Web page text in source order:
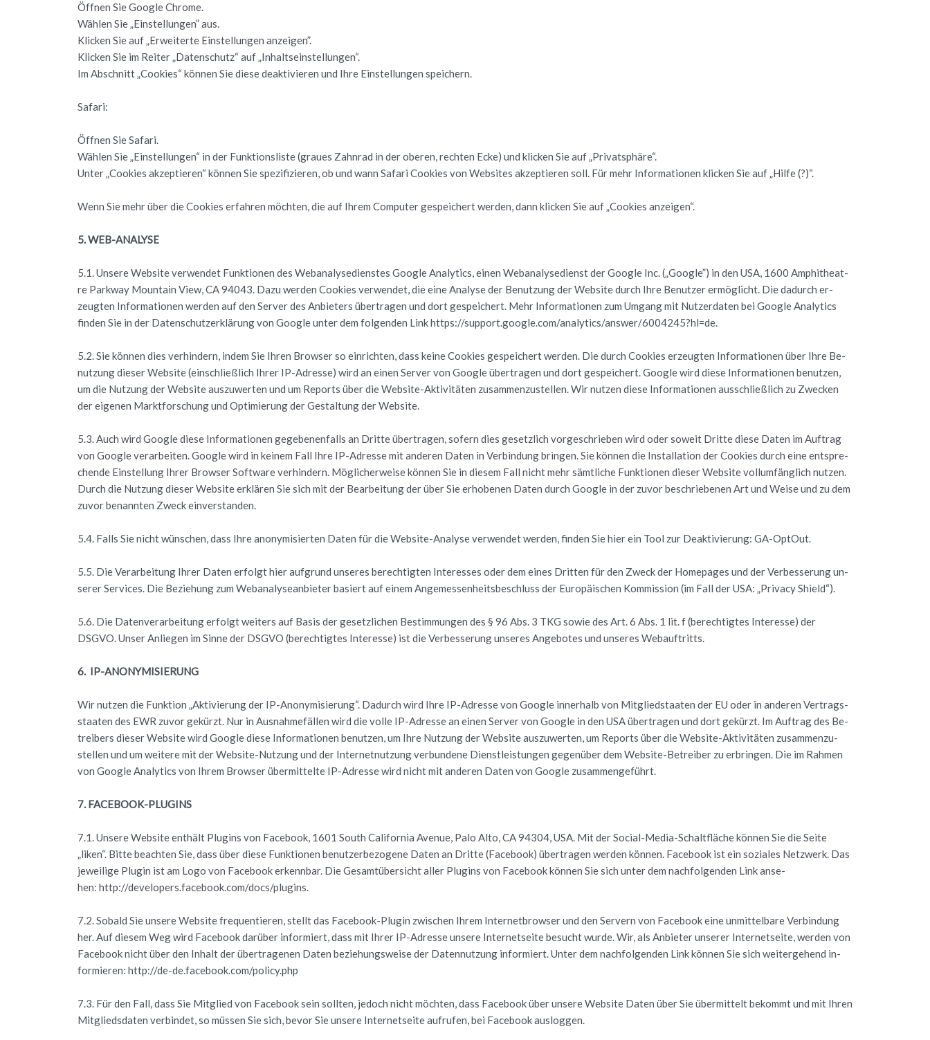
Öff­nen Sie Goog­le Chro­me.
Wäh­len Sie „Ein­stel­lun­gen” aus.
Kli­cken Sie auf „Er­wei­ter­te Ein­stel­lun­gen an­zei­gen”.
Kli­cken Sie im Rei­ter „Da­ten­schutz“ auf „In­halts­ein­stel­lun­gen“.
Im Ab­schnitt „Coo­kies“ kön­nen Sie diese de­ak­ti­vie­ren und Ihre Ein­stel­lun­gen spei­chern.
Sa­fa­ri:
Öff­nen Sie Sa­fa­ri.
Wäh­len Sie „Ein­stel­lun­gen“ in der Funk­ti­ons­lis­te (grau­es Zahn­rad in der obe­ren, rech­ten Ecke) und kli­cken Sie auf „Pri­vat­sphä­re“.
Unter „Coo­kies ak­zep­tie­ren“ kön­nen Sie spe­zi­fi­zie­ren, ob und wann Sa­fa­ri Coo­kies von Web­sites ak­zep­tie­ren soll. Für mehr In­for­ma­tio­nen kli­cken Sie auf „Hilfe (?)“.
Wenn Sie mehr über die Coo­kies er­fah­ren möch­ten, die auf Ihrem Com­pu­ter ge­spei­chert wer­den, dann kli­cken Sie auf „Coo­kies an­zei­gen“.
5. WEB-ANA­LY­SE
5.1. Un­se­re Web­site ver­wen­det Funk­tio­nen des Web­ana­ly­se­diens­tes Goog­le Ana­ly­tics, einen Web­ana­ly­se­dienst der Goog­le Inc. („Goog­le”) in den USA, 1600 Am­phi­theat­
re Park­way Moun­tain View, CA 94043. Dazu wer­den Coo­kies ver­wen­det, die eine Ana­ly­se der Be­nut­zung der Web­site durch Ihre Be­nut­zer er­mög­licht. Die da­durch er­
zeug­ten In­for­ma­tio­nen wer­den auf den Ser­ver des An­bie­ters über­tra­gen und dort ge­spei­chert. Mehr In­for­ma­tio­nen zum Um­gang mit Nut­zer­da­ten bei Goog­le Ana­ly­tics
fin­den Sie in der Da­ten­schut­z­er­klä­rung von Goog­le unter dem fol­gen­den Link https://support.google.com/analytics/answer/6004245?hl=de.
5.2. Sie kön­nen dies ver­hin­dern, indem Sie Ihren Brow­ser so ein­rich­ten, dass keine Coo­kies ge­spei­chert wer­den. Die durch Coo­kies er­zeug­ten In­for­ma­tio­nen über Ihre Be­
nut­zung die­ser Web­site (ein­schlie­ß­lich Ihrer IP-Adres­se) wird an einen Ser­ver von Goog­le über­tra­gen und dort ge­spei­chert. Goog­le wird diese In­for­ma­tio­nen be­nut­zen,
um die Nut­zung der Web­site aus­zu­wer­ten und um Re­ports über die Web­site-Ak­ti­vi­tä­ten zu­sam­men­zu­stel­len. Wir nut­zen diese In­for­ma­tio­nen aus­schlie­ß­lich zu Zwe­cken
der ei­ge­nen Markt­for­schung und Op­ti­mie­rung der Ge­stal­tung der Web­site.
5.3. Auch wird Goog­le diese In­for­ma­tio­nen ge­ge­be­nen­falls an Drit­te über­tra­gen, so­fern dies ge­setz­lich vor­ge­schrie­ben wird oder so­weit Drit­te diese Daten im Auf­trag
von Goog­le ver­ar­bei­ten. Goog­le wird in kei­nem Fall Ihre IP-Adres­se mit an­de­ren Daten in Ver­bin­dung brin­gen. Sie kön­nen die In­stal­la­ti­on der Coo­kies durch eine ent­spre­
chen­de Ein­stel­lung Ihrer Brow­ser Soft­ware ver­hin­dern. Mög­li­cher­wei­se kön­nen Sie in die­sem Fall nicht mehr sämt­li­che Funk­tio­nen die­ser Web­site voll­um­fäng­lich nut­zen.
Durch die Nut­zung die­ser Web­site er­klä­ren Sie sich mit der Be­ar­bei­tung der über Sie er­ho­be­nen Daten durch Goog­le in der zuvor be­schrie­be­nen Art und Weise und zu dem
zuvor be­nann­ten Zweck ein­ver­stan­den.
5.4. Falls Sie nicht wün­schen, dass Ihre an­ony­mi­sier­ten Daten für die Web­site-Ana­ly­se ver­wen­det wer­den, fin­den Sie hier ein Tool zur De­ak­ti­vie­rung: GA-Op­tOut.
5.5. Die Ver­ar­bei­tung Ihrer Daten er­folgt hier auf­grund un­se­res be­rech­tig­ten In­ter­es­ses oder dem eines Drit­ten für den Zweck der Home­pages und der Ver­bes­se­rung un­
se­rer Ser­vices. Die Be­zie­hung zum Web­ana­ly­se­an­bie­ter ba­siert auf einem An­ge­mes­sen­heits­be­schluss der Eu­ro­päi­schen Kom­mis­si­on (im Fall der USA: „Pri­va­cy Shield“).
5.6. Die Da­ten­ver­ar­bei­tung er­folgt wei­ters auf Basis der ge­setz­li­chen Be­stim­mun­gen des § 96 Abs. 3 TKG sowie des Art. 6 Abs. 1 lit. f (be­rech­tig­tes In­ter­es­se) der
DSGVO. Unser An­lie­gen im Sinne der DSGVO (be­rech­tig­tes In­ter­es­se) ist die Ver­bes­se­rung un­se­res An­ge­bo­tes und un­se­res Web­auf­tritts.
6. IP-AN­ONY­MI­SIE­RUNG
Wir nut­zen die Funk­ti­on „Ak­ti­vie­rung der IP-An­ony­mi­sie­rung“. Da­durch wird Ihre IP-Adres­se von Goog­le in­ner­halb von Mit­glied­staa­ten der EU oder in an­de­ren Ver­trags­
staa­ten des EWR zuvor ge­kürzt. Nur in Aus­nah­me­fäl­len wird die volle IP-Adres­se an einen Ser­ver von Goog­le in den USA über­tra­gen und dort ge­kürzt. Im Auf­trag des Be­
trei­bers die­ser Web­site wird Goog­le diese In­for­ma­tio­nen be­nut­zen, um Ihre Nut­zung der Web­site aus­zu­wer­ten, um Re­ports über die Web­site-Ak­ti­vi­tä­ten zu­sam­men­zu­
stel­len und um wei­te­re mit der Web­site-Nut­zung und der In­ter­net­nut­zung ver­bun­de­ne Dienst­leis­tun­gen ge­gen­über dem Web­site-Be­trei­ber zu er­brin­gen. Die im Rah­men
von Goog­le Ana­ly­tics von Ihrem Brow­ser über­mit­tel­te IP-Adres­se wird nicht mit an­de­ren Daten von Goog­le zu­sam­men­ge­führt.
7. FACE­BOOK-PLUGINS
7.1. Un­se­re Web­site ent­hält Plugins von Face­book, 1601 South Ca­li­for­nia Ave­nue, Palo Alto, CA 94304, USA. Mit der So­ci­al-Media-Schalt­flä­che kön­nen Sie die Seite
„liken“. Bitte be­ach­ten Sie, dass über diese Funk­tio­nen be­nut­zer­be­zo­ge­ne Daten an Drit­te (Face­book) über­tra­gen wer­den kön­nen. Face­book ist ein so­zia­les Netz­werk. Das
je­wei­li­ge Plu­gin ist am Logo von Face­book er­kenn­bar. Die Ge­samt­über­sicht aller Plugins von Face­book kön­nen Sie sich unter dem nach­fol­gen­den Link an­se­
hen: http://developers.facebook.com/docs/plugins.
7.2. So­bald Sie un­se­re Web­site fre­quen­tie­ren, stellt das Face­book-Plu­gin zwi­schen Ihrem In­ter­net­brow­ser und den Ser­vern von Face­book eine un­mit­tel­ba­re Ver­bin­dung
her. Auf die­sem Weg wird Face­book dar­über in­for­miert, dass mit Ihrer IP-Adres­se un­se­re In­ter­net­sei­te be­sucht wurde. Wir, als An­bie­ter un­se­rer In­ter­net­sei­te, wer­den von
Face­book nicht über den In­halt der über­tra­ge­nen Daten be­zie­hungs­wei­se der Da­ten­nut­zung in­for­miert. Unter dem nach­fol­gen­den Link kön­nen Sie sich wei­ter­ge­hend in­
for­mie­ren: http://de-de.facebook.com/policy.php
7.3. Für den Fall, dass Sie Mit­glied von Face­book sein soll­ten, je­doch nicht möch­ten, dass Face­book über un­se­re Web­site Daten über Sie über­mit­telt be­kommt und mit Ihren
Mit­glieds­da­ten ver­bin­det, so müs­sen Sie sich, bevor Sie un­se­re In­ter­net­sei­te auf­ru­fen, bei Face­book aus­log­gen.